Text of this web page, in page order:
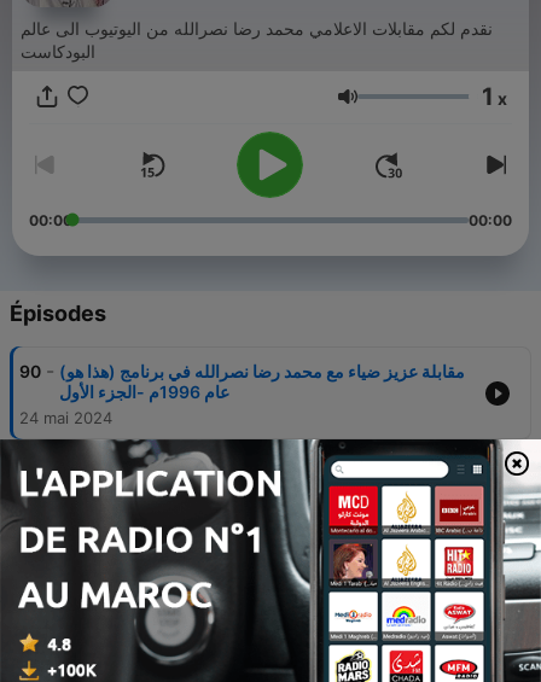
نقدم لكم مقابلات الاعلامي محمد رضا نصرالله من اليوتيوب الى عالم
البودكاست
Volume 1 x
00:00 00:00
Épisodes
90 - مقابلة عزيز ضياء مع محمد رضا نصرالله في برنامج (هذا هو)
عام 1996م -الجزء الأول
24 mai 2024
89 -
مقابلة فريد هاليدي مع محمد رضا نصرالله في برنامج (هذا
هو) عام 1997م
18 mai 2024
88 - مقابلة جورج جرداق مع محمد رضا نصرالله في برنامج (هذا
هو) عام 1997م
03 mai 2024
87 - مقابلة محمد رضا نصرالله مع محمد الغزالي في برنامج (هذا